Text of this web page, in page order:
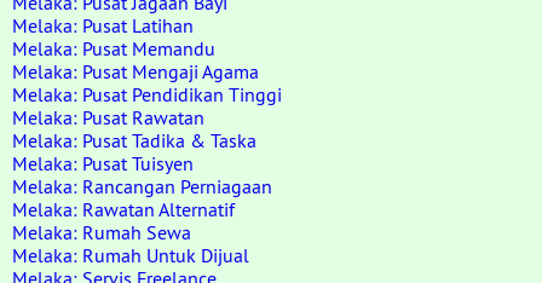
Melaka: Pusat Latihan
Melaka: Pusat Memandu
Melaka: Pusat Mengaji Agama
Melaka: Pusat Pendidikan Tinggi
Melaka: Pusat Rawatan
Melaka: Pusat Tadika & Taska
Melaka: Pusat Tuisyen
Melaka: Rancangan Perniagaan
Melaka: Rawatan Alternatif
Melaka: Rumah Sewa
Melaka: Rumah Untuk Dijual
Melaka: Servis Freelance